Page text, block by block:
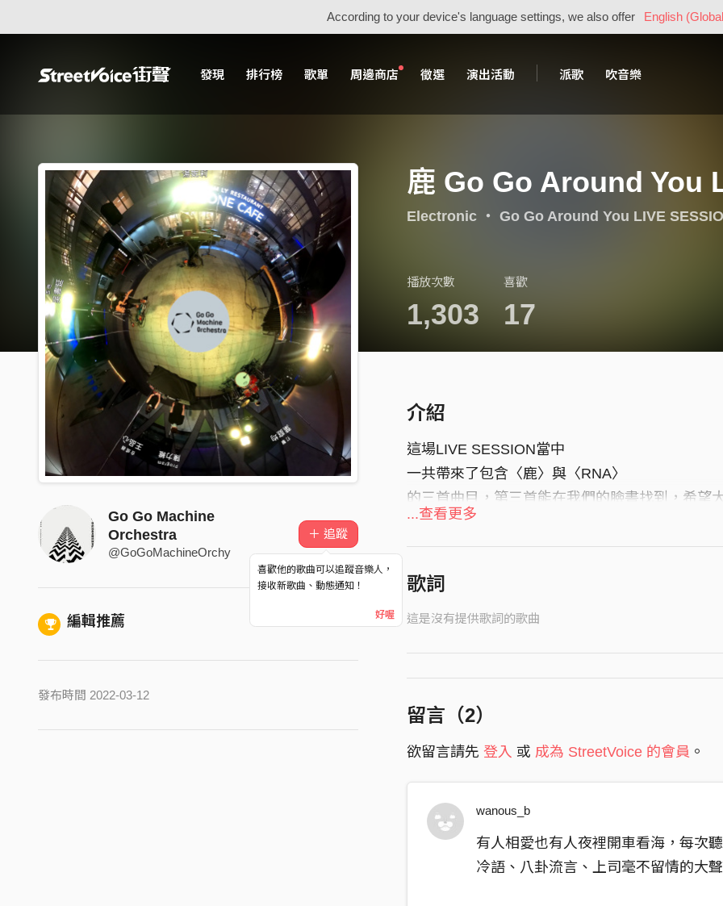
According to your device's language settings, we also offer English
發現 排行榜 歌單 周邊商店 徵選 演出活動 派歌 吹音樂
鹿 Go Go Around You
Electronic・ Go Go Around You LIVE
播放次數
1,303
喜歡
17
Go Go Machine
Orchestra
@GoGoMachineOrchy
＋ 追蹤
喜歡他的歌曲可以追蹤音樂人，
接收新歌曲、動態通知！
好喔
編輯推薦
發布時間 2022-03-12
介紹
這場LIVE SESSION當中
一共帶來了包含〈鹿〉與〈RNA〉
的三首曲目，第三首能在我們的臉書找到，希望
...查看更多
歌詞
這是沒有提供歌詞的歌曲
留言（2）
欲留言請先 登入 或 成為 StreetVoice 的會員 。
wanous_b
有人相愛也有人夜裡開車看海，每次
冷語、八卦流言、上司毫不留情的大聲